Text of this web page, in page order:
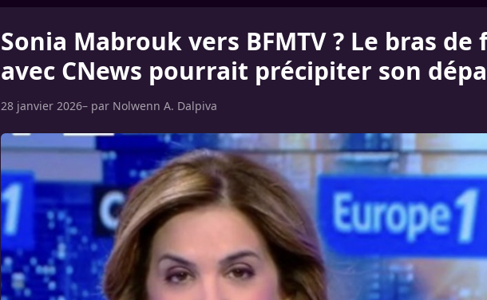
Sonia Mabrouk vers BFMTV ? Le bras de
avec CNews pourrait précipiter son
28 janvier 2026– par Nolwenn A. Dalpiva